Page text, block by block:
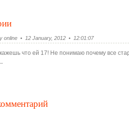
online • 12 January, 2012 • 12:01:07
что ей 17! Не понимаю почему все